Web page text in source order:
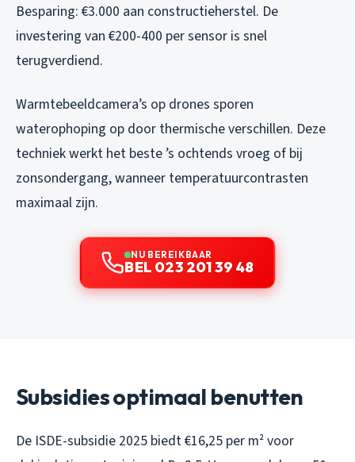
Besparing: €3.000 aan constructieherstel. De
investering van €200-400 per sensor is snel
terugverdiend.
Warmtebeeldcamera’s op drones sporen
waterophoping op door thermische verschillen. Deze
techniek werkt het beste ’s ochtends vroeg of bij
zonsondergang, wanneer temperatuurcontrasten
maximaal zijn.
NU BEREIKBAAR
BEL 023 201 39 48
Subsidies optimaal benutten
De ISDE-subsidie 2025 biedt €16,25 per m² voor